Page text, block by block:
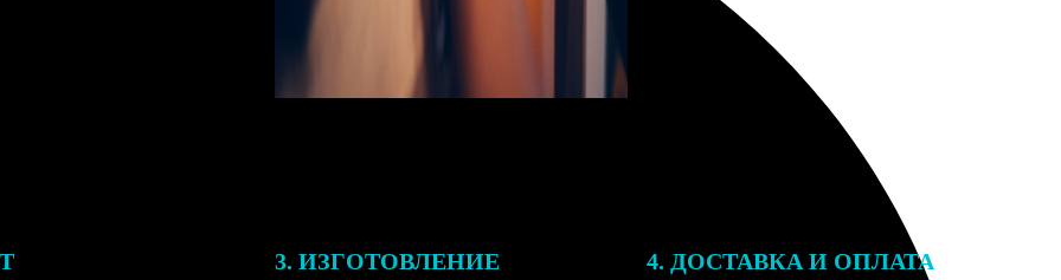
3. ИЗГОТОВЛЕНИЕ 4. ДОСТАВКА И ОПЛАТА